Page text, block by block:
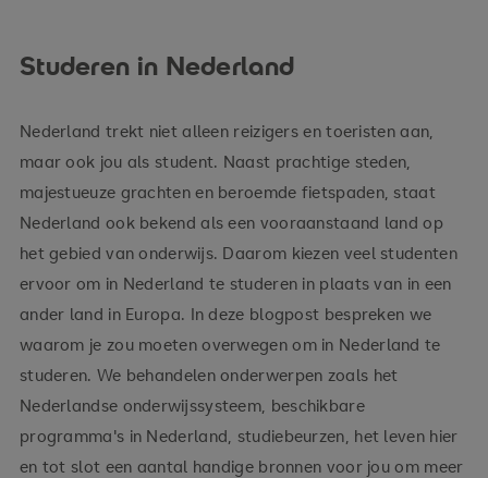
Studeren in Nederland
Nederland trekt niet alleen reizigers en toeristen aan,
maar ook jou als student. Naast prachtige steden,
majestueuze grachten en beroemde fietspaden, staat
Nederland ook bekend als een vooraanstaand land op
het gebied van onderwijs. Daarom kiezen veel studenten
ervoor om in Nederland te studeren in plaats van in een
ander land in Europa. In deze blogpost bespreken we
waarom je zou moeten overwegen om in Nederland te
studeren. We behandelen onderwerpen zoals het
Nederlandse onderwijssysteem, beschikbare
programma's in Nederland, studiebeurzen, het leven hier
en tot slot een aantal handige bronnen voor jou om meer